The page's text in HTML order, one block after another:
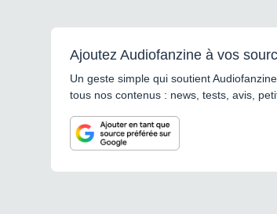
Ajoutez Audiofanzine à vos
Un geste simple qui soutient
tous nos contenus : news, tests, avis,